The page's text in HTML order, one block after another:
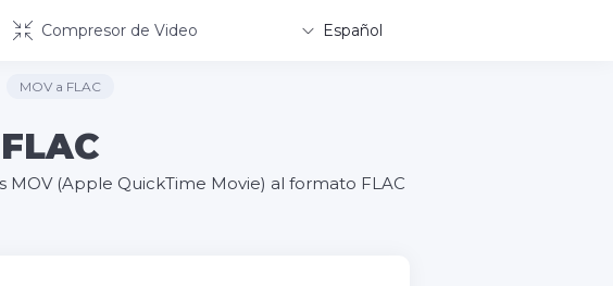
Compresor de Video Español
MOV a FLAC
(Apple QuickTime Movie) al formato FLAC